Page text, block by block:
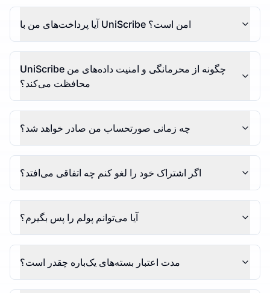
آیا پرداخت‌های من با UniScribe امن است؟
UniScribe چگونه از محرمانگی و امنیت داده‌های من
محافظت می‌کند؟
چه زمانی صورتحساب من صادر خواهد شد؟
اگر اشتراک خود را لغو کنم چه اتفاقی می‌افتد؟
آیا می‌توانم پولم را پس بگیرم؟
مدت اعتبار بسته‌های یک‌باره چقدر است؟